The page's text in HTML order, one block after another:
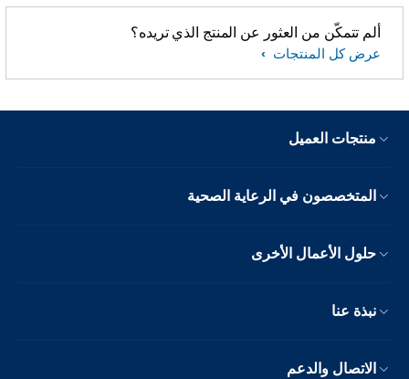
ألم تتمكّن من العثور عن المنتج الذي تريده؟
عرض كل المنتجات
منتجات العميل
المتخصصون في الرعاية الصحية
حلول الأعمال الأخرى
نبذة عنا
الاتصال والدعم